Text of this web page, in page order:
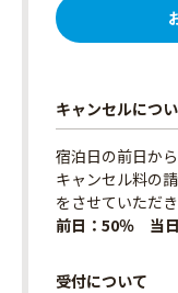
キャンセルにつ
宿泊日の前日か
キャンセル料の
をさせていただき
前日：50％ 当
受付について